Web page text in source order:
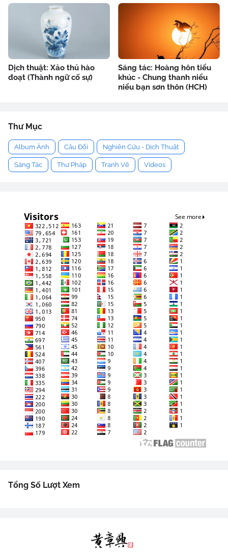
Dịch thuật: Xảo thủ hào
đoạt (Thành ngữ cố sự)
Sáng tác: Hoàng hôn tiểu
khúc - Chung thanh niểu
niểu bạn sơn thôn (HCH)
Thư Mục
Album Ảnh Câu Đối Nghiên Cứu - Dịch Thuật
Sáng Tác Thư Pháp Tranh Vẽ Videos
Tổng Số Lượt Xem